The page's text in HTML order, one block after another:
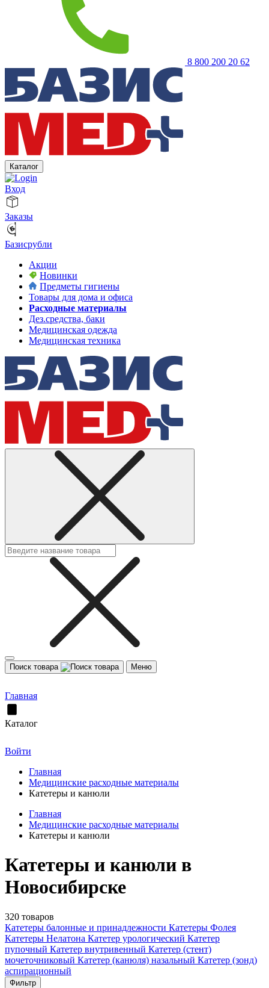
8 800 200 20 62
Каталог
Вход
Заказы
Базисрубли
Акции
Новинки
Предметы гигиены
Товары для дома и офиса
Расходные материалы
Дез.средства, баки
Медицинская одежда
Медицинская техника
Поиск товара Меню
Главная
Каталог
Войти
Главная
Медицинские расходные материалы
Катетеры и канюли
Главная
Медицинские расходные материалы
Катетеры и канюли
Катетеры и канюли в
Новосибирске
320 товаров
Катетеры балонные и принадлежности Катетеры Фолея
Катетеры Нелатона Катетер урологический Катетер
пупочный Катетер внутривенный Катетер (стент)
мочеточниковый Катетер (канюля) назальный Катетер (зонд)
аспирационный
Фильтр